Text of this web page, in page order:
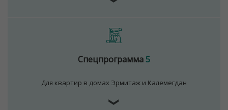
Спецпрограмма5
Для квартир в домах Эрмитаж и Калемегдан
❯